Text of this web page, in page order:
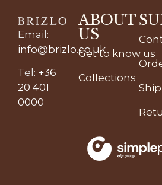
Email :
info@brizlo.co.uk
Tel : +36
20 401
0000
ABOUT
US
Get to know us
Collections